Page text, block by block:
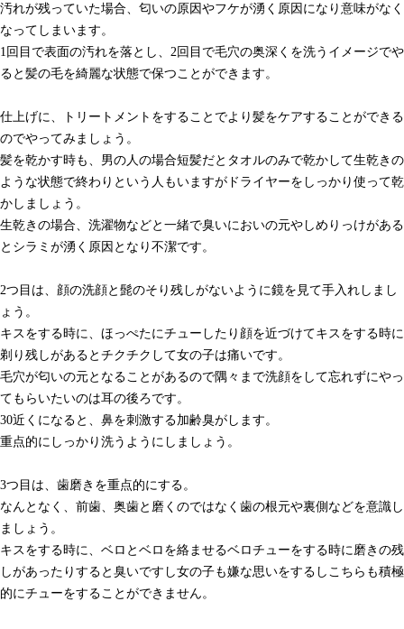
汚れが残っていた場合、匂いの原因やフケが湧く原因になり意味がなく
なってしまいます。
1回目で表面の汚れを落とし、2回目で毛穴の奥深くを洗うイメージでや
ると髪の毛を綺麗な状態で保つことができます。
仕上げに、トリートメントをすることでより髪をケアすることができる
のでやってみましょう。
髪を乾かす時も、男の人の場合短髪だとタオルのみで乾かして生乾きの
ような状態で終わりという人もいますがドライヤーをしっかり使って乾
かしましょう。
生乾きの場合、洗濯物などと一緒で臭いにおいの元やしめりっけがある
とシラミが湧く原因となり不潔です。
2つ目は、顔の洗顔と髭のそり残しがないように鏡を見て手入れしまし
ょう。
キスをする時に、ほっぺたにチューしたり顔を近づけてキスをする時に
剃り残しがあるとチクチクして女の子は痛いです。
毛穴が匂いの元となることがあるので隅々まで洗顔をして忘れずにやっ
てもらいたいのは耳の後ろです。
30近くになると、鼻を刺激する加齢臭がします。
重点的にしっかり洗うようにしましょう。
3つ目は、歯磨きを重点的にする。
なんとなく、前歯、奥歯と磨くのではなく歯の根元や裏側などを意識し
ましょう。
キスをする時に、ベロとベロを絡ませるベロチューをする時に磨きの残
しがあったりすると臭いですし女の子も嫌な思いをするしこちらも積極
的にチューをすることができません。